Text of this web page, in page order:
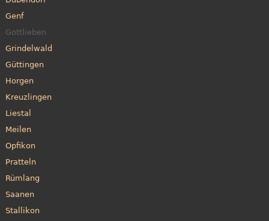
Genf
Gottlieben
Grindelwald
Güttingen
Horgen
Kreuzlingen
Liestal
Meilen
Opfikon
Pratteln
Rümlang
Saanen
Stallikon